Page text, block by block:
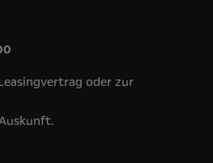
oder zur